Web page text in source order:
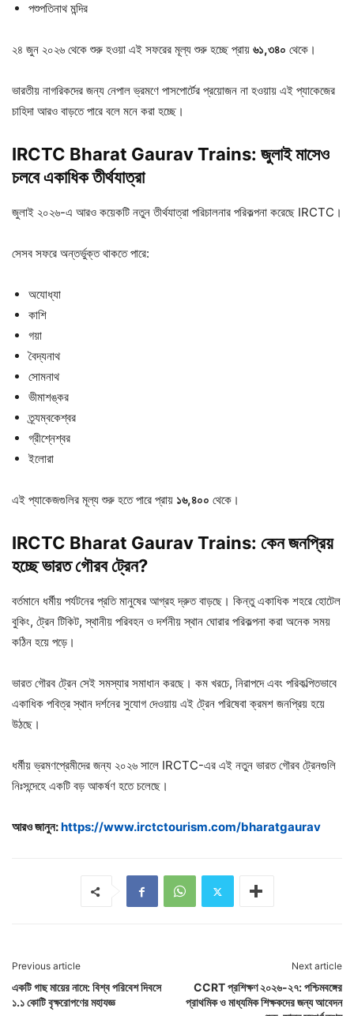
পশুপতিনাথ মন্দির
২৪ জুন ২০২৬ থেকে শুরু হওয়া এই সফরের মূল্য শুরু হচ্ছে প্রায় ৬১,৩৪০ থেকে।
ভারতীয় নাগরিকদের জন্য নেপাল ভ্রমণে পাসপোর্টের প্রয়োজন না হওয়ায় এই প্যাকেজের
চাহিদা আরও বাড়তে পারে বলে মনে করা হচ্ছে।
IRCTC Bharat Gaurav Trains: জুলাইমাসেও
চলবেএকাধিকতীর্থযাত্রা
জুলাই ২০২৬-এ আরও কয়েকটি নতুন তীর্থযাত্রা পরিচালনার পরিকল্পনা করেছে IRCTC।
সেসব সফরে অন্তর্ভুক্ত থাকতে পারে:
অযোধ্যা
কাশি
গয়া
বৈদ্যনাথ
সোমনাথ
ভীমাশঙ্কর
ত্র্যম্বকেশ্বর
গ্রীশ্নেশ্বর
ইলোরা
এই প্যাকেজগুলির মূল্য শুরু হতে পারে প্রায় ১৬,৪০০ থেকে।
IRCTC Bharat Gaurav Trains: কেনজনপ্রিয়
হচ্ছেভারতগৌরবট্রেন?
বর্তমানে ধর্মীয় পর্যটনের প্রতি মানুষের আগ্রহ দ্রুত বাড়ছে। কিন্তু একাধিক শহরে হোটেল
বুকিং, ট্রেন টিকিট, স্থানীয় পরিবহন ও দর্শনীয় স্থান ঘোরার পরিকল্পনা করা অনেক সময়
কঠিন হয়ে পড়ে।
ভারত গৌরব ট্রেন সেই সমস্যার সমাধান করছে। কম খরচে, নিরাপদে এবং পরিকল্পিতভাবে
একাধিক পবিত্র স্থান দর্শনের সুযোগ দেওয়ায় এই ট্রেন পরিষেবা ক্রমশ জনপ্রিয় হয়ে
উঠছে।
ধর্মীয় ভ্রমণপ্রেমীদের জন্য ২০২৬ সালে IRCTC-এর এই নতুন ভারত গৌরব ট্রেনগুলি
নিঃসন্দেহে একটি বড় আকর্ষণ হতে চলেছে।
আরও জানুন:https://www.irctctourism.com/bharatgaurav
Previous article
একটি গাছ মায়ের নামে: বিশ্ব পরিবেশ দিবসে
১.১ কোটি বৃক্ষরোপণের মহাযজ্ঞ
Next article
CCRT প্রশিক্ষণ ২০২৬-২৭: পশ্চিমবঙ্গের
প্রাথমিক ও মাধ্যমিক শিক্ষকদের জন্য আবেদন